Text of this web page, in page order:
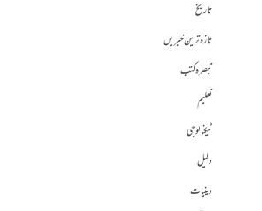
تاریخ
تازہ ترین خبریں
تبصرہ کتب
تعلیم
ٹیکنالوجی
دلیل
دینیات